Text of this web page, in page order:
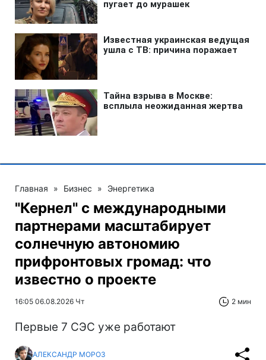
Главная » Бизнес » Энергетика
"Кернел" с международными
партнерами масштабирует
солнечную автономию
прифронтовых громад: что
известно о проекте
16:05 06.08.2026 Чт 2 мин
Первые 7 СЭС уже работают
АЛЕКСАНДР МОРОЗ